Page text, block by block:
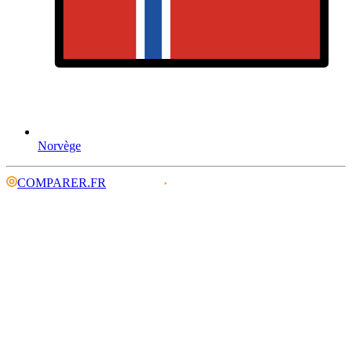
Norvège
COMPARER.FR